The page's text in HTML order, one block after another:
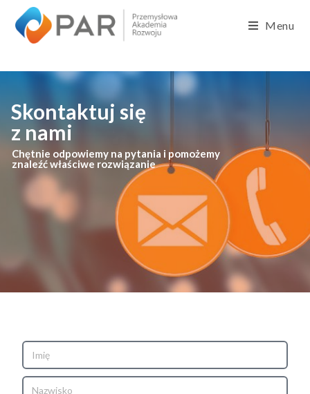
Menu
Skontaktuj się
z nami
Chętnie odpowiemy na pytania i pomożemy
znaleźć właściwe rozwiązanie